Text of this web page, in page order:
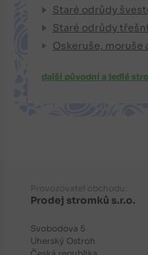
Staré odrůdy
Staré odrůdy
Oskeruše, moruše
další původní a jedlé
Provozovatel obchodu:
Prodej stromků s.r.o.
Svobodova 5
Uherský Ostroh